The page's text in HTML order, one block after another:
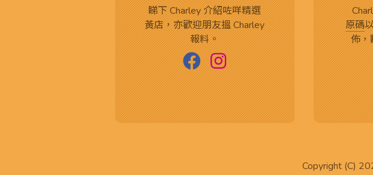
睇下 Charley 介紹咗咩精選
黃店，亦歡迎朋友搵 Charley
報料。
原碼
佈
Copyright (C)